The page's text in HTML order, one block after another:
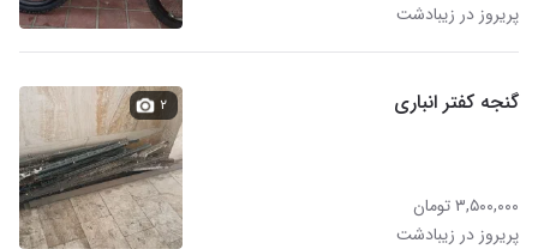
پریروز در زیبادشت
گنجه کفتر انباری
۳,۵۰۰,۰۰۰ تومان
پریروز در زیبادشت
۲